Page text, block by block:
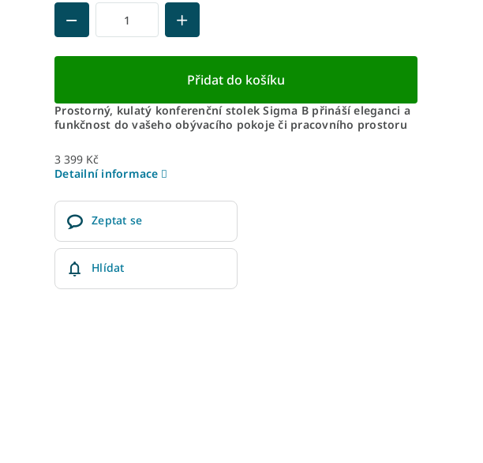
Přidat do košíku
Prostorný, kulatý konferenční stolek Sigma B přináší eleganci a
funkčnost do vašeho obývacího pokoje či pracovního prostoru
3 399 Kč
Detailní informace
Zeptat se
Hlídat